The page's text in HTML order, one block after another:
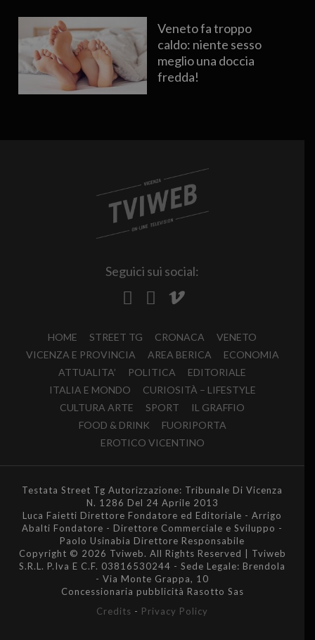
Veneto fa troppo
caldo: niente sesso
meglio una doccia
fredda!
Seguici sui social:
HOME STREET TG CRONACA
VENETO
VICENZA E PROVINCIA
AREA BERICA
ECONOMIA
ATTUALITA’
POLITICA
EDITORIALE
ITALIA E MONDO
CURIOSITÀ – LIFESTYLE
CULTURA ARTE
SPORT
IL GRAFFIO
FOOD & DRINK
FUORIPORTA
EROTICO VICENTINO
Testata Street Tg Autorizzazione: Tribunale Di Vicenza
N. 1286 Del 24 Aprile 2013
Luca Faietti Direttore Fondatore ed Editoriale - Arrigo
Abalti Fondatore - Direttore Commerciale e Sviluppo -
Paolo Usinabia Direttore Responsabile
Copyright © 2026 Tviweb. All Rights Reserved | Tviweb
S.R.L. P.Iva E C.F. 03816530244 - Sede Legale: Brendola
- Via Monte Grappa, 10
Concessionaria pubblicità Rasotto Sas
Credits - Privacy Policy